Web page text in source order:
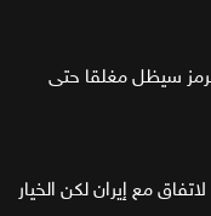
سيظل مغلقا حتى
مع إيران لكن الخيار